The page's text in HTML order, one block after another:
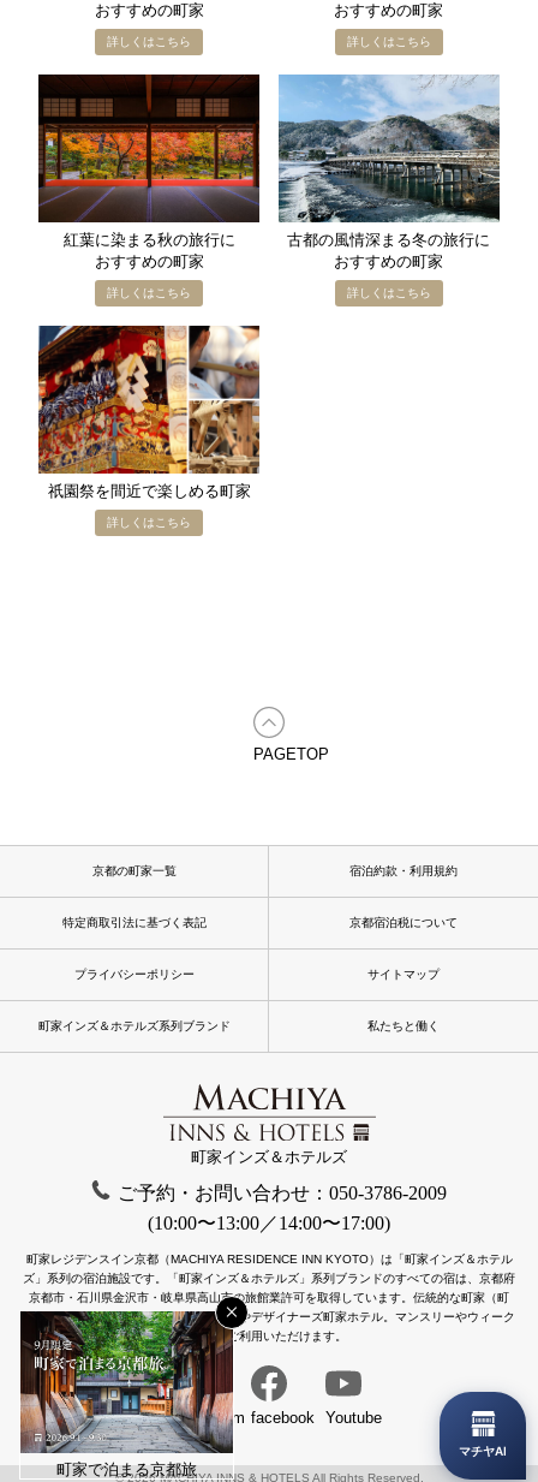
おすすめの​町家
おすすめの​町家
紅葉に​染まる​秋の​旅行に​
おすすめの​町家
古都の​風情深まる​冬の​旅行に​
おすすめの​町家
祇園祭を​間近で​楽しめる​町家
PAGETOP
京都の町家一覧 宿泊約款・利用規約
特定商取引法に基づく表記 京都宿泊税について
プライバシーポリシー サイトマップ
町家インズ＆ホテルズ系列ブランド 私たちと働く
町家インズ＆ホテルズ
ご予約・お問い合わせ：050-3786-2009
(10:00〜13:00／14:00〜17:00)
町家レジデンスイン京都（MACHIYA RESIDENCE INN KYOTO）は「町家インズ＆ホテル
ズ」系列の宿泊施設です。
「町家インズ＆ホテルズ」系列ブランドのすべての宿は、京都府
京都市・石川県金沢市・岐阜県高山市の旅館業許可を取得しています。 伝統的な町家（町
屋）をリノベーションした一棟貸し町家やデザイナーズ町家ホテル。マンスリーやウィーク
リーもご利用いただけます。
instagram facebook Youtube
© 2026 MACHIYA INNS & HOTELS All Rights Reserved.
町家で泊まる京都旅
×
マチヤAI